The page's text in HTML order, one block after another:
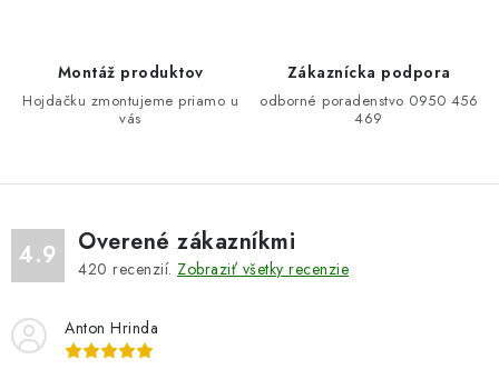
Montáž produktov
Hojdačku zmontujeme priamo u
vás
Zákaznícka podpora
odborné poradenstvo 0950 456
469
4.9 Overené zákazníkmi
420 recenzií. Zobraziť všetky recenzie
Anton Hrinda